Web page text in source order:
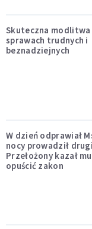
Skuteczna modlitwa
sprawach trudnych i
beznadziejnych
W dzień odprawiał
nocy prowadził
Przełożony kazał mu
opuścić zakon